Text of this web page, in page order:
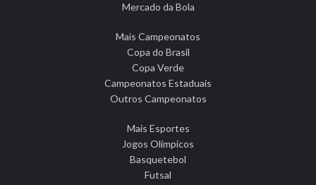
Mercado da Bola
Mais Campeonatos
Copa do Brasil
Copa Verde
Campeonatos Estaduais
Outros Campeonatos
Mais Esportes
Jogos Olímpicos
Basquetebol
Futsal